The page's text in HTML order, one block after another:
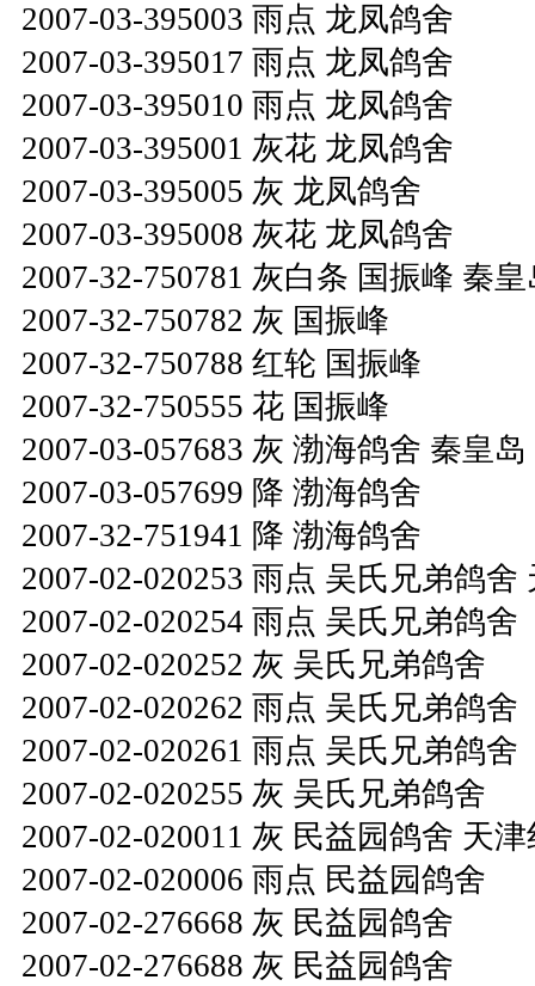
2007-03-395003 雨点 龙凤鸽舍
2007-03-395017 雨点 龙凤鸽舍
2007-03-395010 雨点 龙凤鸽舍
2007-03-395001 灰花 龙凤鸽舍
2007-03-395005 灰 龙凤鸽舍
2007-03-395008 灰花 龙凤鸽舍
2007-32-750781 灰白条 国振峰 秦皇
2007-32-750782 灰 国振峰
2007-32-750788 红轮 国振峰
2007-32-750555 花 国振峰
2007-03-057683 灰 渤海鸽舍 秦皇岛
2007-03-057699 降 渤海鸽舍
2007-32-751941 降 渤海鸽舍
2007-02-020253 雨点 吴氏兄弟鸽舍
2007-02-020254 雨点 吴氏兄弟鸽舍
2007-02-020252 灰 吴氏兄弟鸽舍
2007-02-020262 雨点 吴氏兄弟鸽舍
2007-02-020261 雨点 吴氏兄弟鸽舍
2007-02-020255 灰 吴氏兄弟鸽舍
2007-02-020011 灰 民益园鸽舍 天
2007-02-020006 雨点 民益园鸽舍
2007-02-276668 灰 民益园鸽舍
2007-02-276688 灰 民益园鸽舍